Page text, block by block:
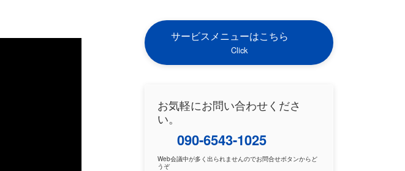
サービスメニューはこちら
Click
お気軽にお問い合わせくださ
い。
090-6543-1025
Web会議中が多く出られませんのでお問合せボタンからど
うぞ